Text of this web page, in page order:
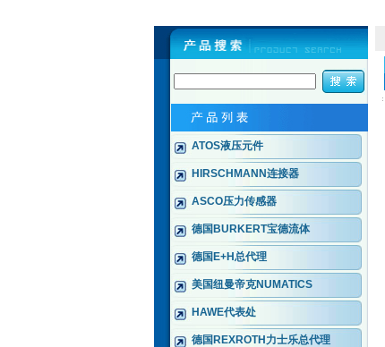
ATOS液压元件
HIRSCHMANN连接器
ASCO压力传感器
德国BURKERT宝德流体
德国E+H总代理
美国纽曼帝克NUMATICS
HAWE代表处
德国REXROTH力士乐总代理